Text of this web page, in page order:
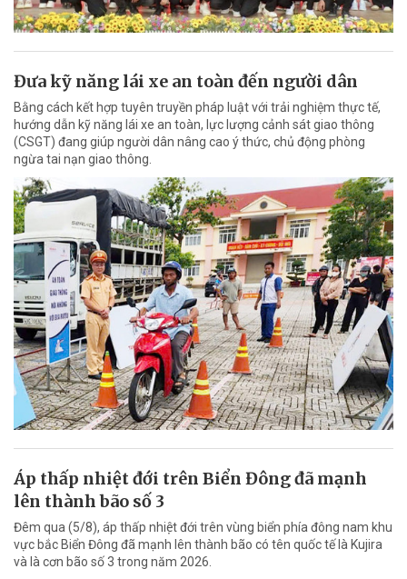
Đưa kỹ năng lái xe an toàn đến người dân
Bằng cách kết hợp tuyên truyền pháp luật với trải nghiệm thực tế,
hướng dẫn kỹ năng lái xe an toàn, lực lượng cảnh sát giao thông
(CSGT) đang giúp người dân nâng cao ý thức, chủ động phòng
ngừa tai nạn giao thông.
Áp thấp nhiệt đới trên Biển Đông đã mạnh
lên thành bão số 3
Đêm qua (5/8), áp thấp nhiệt đới trên vùng biển phía đông nam khu
vực bắc Biển Đông đã mạnh lên thành bão có tên quốc tế là Kujira
và là cơn bão số 3 trong năm 2026.